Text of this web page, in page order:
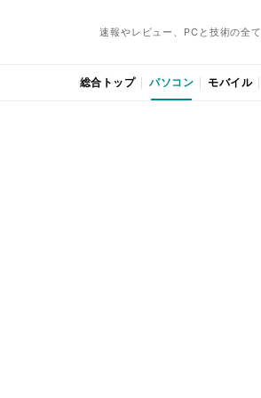
速報やレビュー、PCと技術の全て
総合トップ パソコン モバイル